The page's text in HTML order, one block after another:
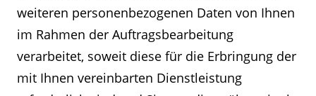
weiteren personenbezogenen Daten von Ihnen
im Rahmen der Auftragsbearbeitung
verarbeitet, soweit diese für die Erbringung der
mit Ihnen vereinbarten Dienstleistung